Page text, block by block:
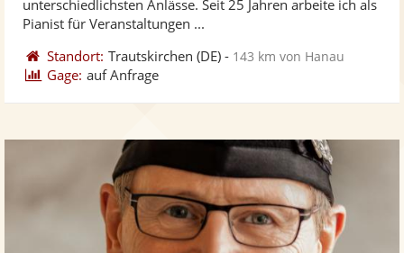
unterschiedlichsten Anlässe. Seit 25 Jahren arbeite ich als
Pianist für Veranstaltungen ...
Standort: Trautskirchen (DE) - 143 km von Hanau
Gage: auf Anfrage